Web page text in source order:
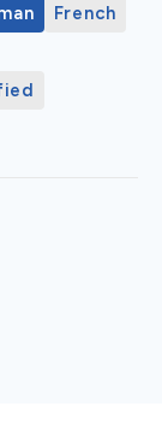
French